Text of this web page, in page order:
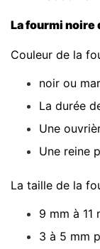
La fourmi noire
Couleur de la
noir ou
La durée
Une
Une reine
La taille de la
9 mm à 11
3 à 5 mm